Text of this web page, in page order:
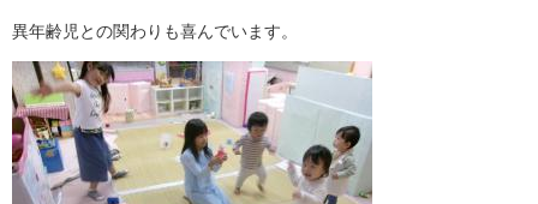
異年齢児との関わりも喜んでいます。